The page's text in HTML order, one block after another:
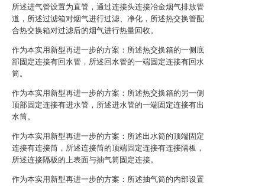
所述进气管设置为直管，通过连接头连接冶金烟气排放管
道，所述过滤箱对烟气进行过滤、净化，所述热交换管配
合热交换箱对过滤后的烟气进行热量回收。
作为本实用新型再进一步的方案：所述热交换箱的一侧底
部固定连接有回水管，所述回水管的一端固定连接有回水
筒。
作为本实用新型再进一步的方案：所述热交换箱的另一侧
顶部固定连接有进水管，所述进水管的一端固定连接有出
水筒。
作为本实用新型再进一步的方案：所述出水筒的顶端固定
连接有连接筒，所述连接筒的顶端固定连接有连接隔板，
所述连接隔板的上表面与抽气筒固定连接。
作为本实用新型再进一步的方案：所述抽气筒的内部设置